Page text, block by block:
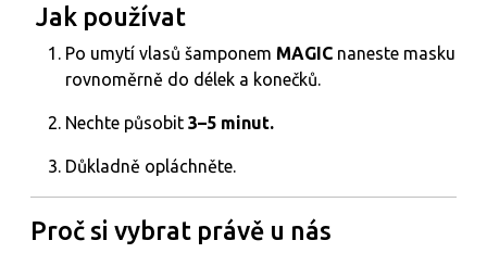
️ Jak používat
Po umytí vlasů šamponem MAGIC naneste masku
rovnoměrně do délek a konečků.
Nechte působit 3–5 minut.
Důkladně opláchněte.
Proč si vybrat právě u nás